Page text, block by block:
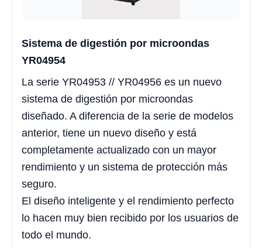
Sistema de digestión por microondas
YR04954
La serie YR04953 // YR04956 es un nuevo
sistema de digestión por microondas
diseñado. A diferencia de la serie de modelos
anterior, tiene un nuevo diseño y está
completamente actualizado con un mayor
rendimiento y un sistema de protección más
seguro.
El diseño inteligente y el rendimiento perfecto
lo hacen muy bien recibido por los usuarios de
todo el mundo.